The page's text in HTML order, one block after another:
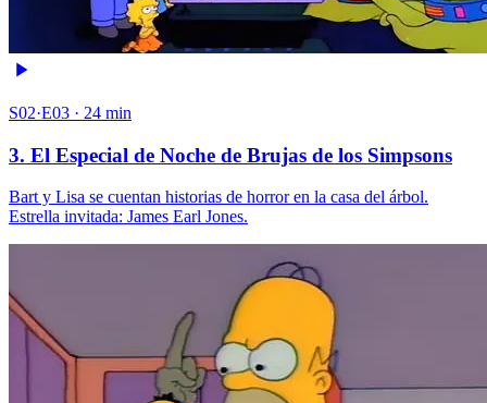
S02·E03 · 24 min
3. El Especial de Noche de Brujas de los Simpsons
Bart y Lisa se cuentan historias de horror en la casa del árbol.
Estrella invitada: James Earl Jones.